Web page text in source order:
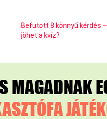
Befutott 8 könnyű kérdés –
jöhet a kvíz?